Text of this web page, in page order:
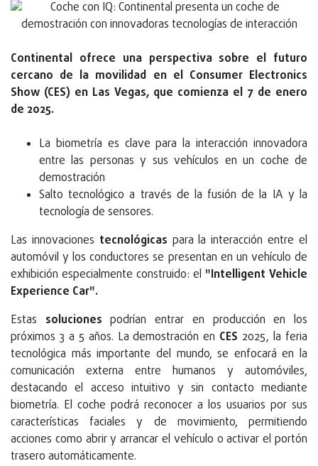
Continental ofrece una perspectiva sobre el futuro
cercano de la movilidad en el Consumer Electronics
Show (CES) en Las Vegas, que comienza el 7 de enero
de 2025.
La biometría es clave para la interacción innovadora
entre las personas y sus vehículos en un coche de
demostración
Salto tecnológico a través de la fusión de la IA y la
tecnología de sensores.
Las innovaciones tecnológicas para la interacción entre el
automóvil y los conductores se presentan en un vehículo de
exhibición especialmente construido: el "Intelligent Vehicle
Experience Car".
Estas soluciones podrían entrar en producción en los
próximos 3 a 5 años. La demostración en CES 2025, la feria
tecnológica más importante del mundo, se enfocará en la
comunicación externa entre humanos y automóviles,
destacando el acceso intuitivo y sin contacto mediante
biometría. El coche podrá reconocer a los usuarios por sus
características faciales y de movimiento, permitiendo
acciones como abrir y arrancar el vehículo o activar el portón
trasero automáticamente.